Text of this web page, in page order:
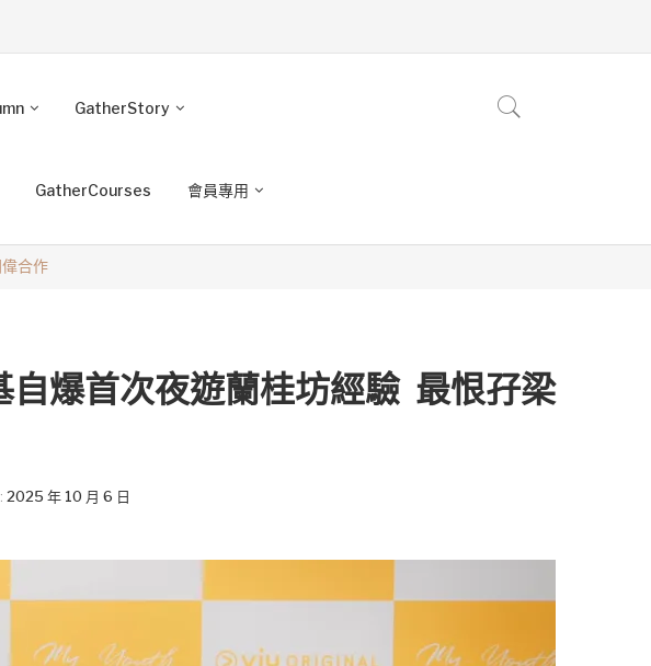
GatherStory
GatherCourses 會員專用
合作
爆首次夜遊蘭桂坊經驗 最恨孖梁
2025 年 10 月 6 日